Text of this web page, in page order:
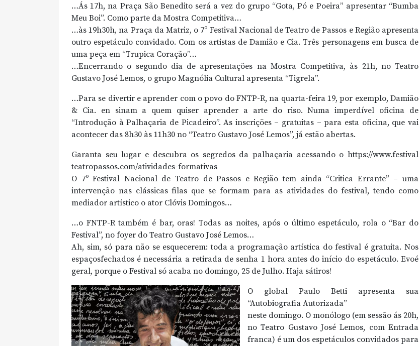
…Ás 17h, na Praça São Benedito será a vez do grupo “Gota, Pó e Poeira” apresentar “Bumba
Meu Boi”. Como parte da Mostra Competitiva…
…às 19h30h, na Praça da Matriz, o 7º Festival Nacional de Teatro de Passos e Região apresenta
outro espetáculo convidado. Com os artistas de Damião e Cia. Três personagens em busca de
uma peça em “Trupica Coração”…
…Encerrando o segundo dia de apresentações na Mostra Competitiva, às 21h, no Teatro
Gustavo José Lemos, o grupo Magnólia Cultural apresenta “Tigrela”.
…Para se divertir e aprender com o povo do FNTP-R, na quarta-feira 19, por exemplo, Damião
& Cia. en sinam a quem quiser aprender a arte do riso. Numa imperdível oficina de
“Introdução à Palhaçaria de Picadeiro”. As inscrições – gratuitas – para esta oficina, que vai
acontecer das 8h30 às 11h30 no “Teatro Gustavo José Lemos”, já estão abertas.
Garanta seu lugar e descubra os segredos da palhaçaria acessando o https://www.festival
teatropassos.com/atividades-formativas
O 7º Festival Nacional de Teatro de Passos e Região tem ainda “Critica Errante” – uma
intervenção nas clássicas filas que se formam para as atividades do festival, tendo como
mediador artístico o ator Clóvis Domingos…
…o FNTP-R também é bar, oras! Todas as noites, após o último espetáculo, rola o “Bar do
Festival”, no foyer do Teatro Gustavo José Lemos…
Ah, sim, só para não se esquecerem: toda a programação artística do festival é gratuita. Nos
espaçosfechados é necessária a retirada de senha 1 hora antes do início do espetáculo. Evoé
geral, porque o Festival só acaba no domingo, 25 de Julho. Haja sátiros!
O global Paulo Betti apresenta sua
“Autobiografia Autorizada”
neste domingo. O monólogo (em sessão ás 20h,
no Teatro Gustavo José Lemos, com Entrada
franca) é um dos espetáculos convidados para